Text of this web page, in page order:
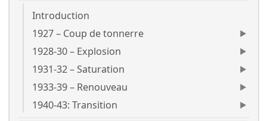
Introduction
1927 – Coup de tonnerre
1928-30 – Explosion
1931-32 – Saturation
1933-39 – Renouveau
1940-43: Transition